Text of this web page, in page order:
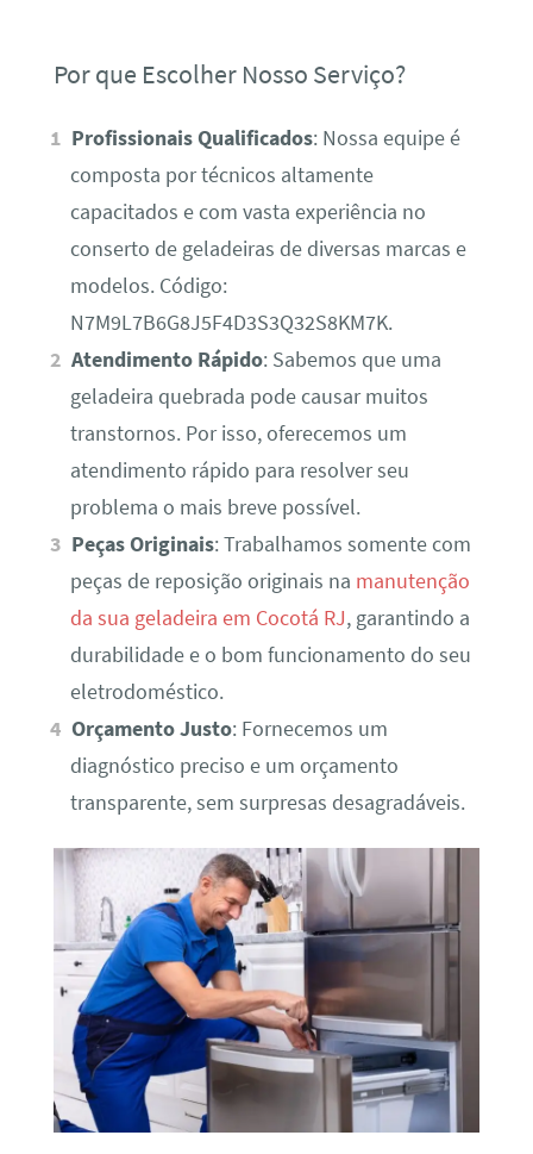
Por que Escolher Nosso Serviço?
Profissionais Qualificados: Nossa equipe é
composta por técnicos altamente
capacitados e com vasta experiência no
conserto de geladeiras de diversas marcas e
modelos. Código:
N7M9L7B6G8J5F4D3S3Q32S8KM7K.
Atendimento Rápido: Sabemos que uma
geladeira quebrada pode causar muitos
transtornos. Por isso, oferecemos um
atendimento rápido para resolver seu
problema o mais breve possível.
Peças Originais: Trabalhamos somente com
peças de reposição originais na manutenção
da sua geladeira em Cocotá RJ, garantindo a
durabilidade e o bom funcionamento do seu
eletrodoméstico.
Orçamento Justo: Fornecemos um
diagnóstico preciso e um orçamento
transparente, sem surpresas desagradáveis.